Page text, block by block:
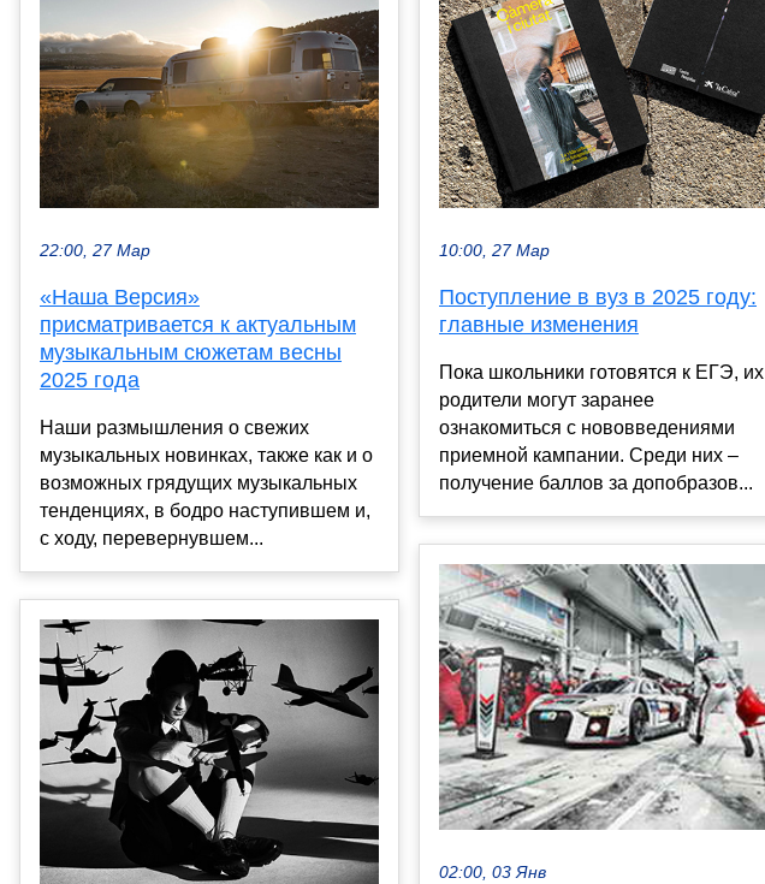
22:00, 27 Мар
«Наша Версия»
присматривается к актуальным
музыкальным сюжетам весны
2025 года
Наши размышления о свежих
музыкальных новинках, также как и о
возможных грядущих музыкальных
тенденциях, в бодро наступившем и,
с ходу, перевернувшем...
10:00, 27 Мар
Поступление в вуз в 2025 году:
главные изменения
Пока школьники готовятся к ЕГЭ, их
родители могут заранее
ознакомиться с нововведениями
приемной кампании. Среди них –
получение баллов за допобразов...
02:00, 03 Янв